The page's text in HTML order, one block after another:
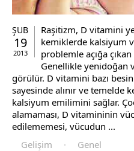
ŞUB
19
2013
Raşitizm, D vitamini
kemiklerde kalsiyum
problemle açığa
Genellikle yenidoğan
görülür. D vitamini bazı
sayesinde alınır ve temelde
kalsiyum emilimini sağlar.
alamaması, D vitamininin
edilememesi, vücudun ...
Gelişim · Genel